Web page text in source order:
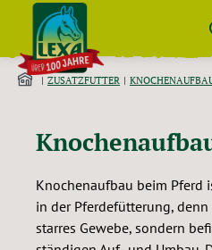
Zum Hauptinhalt springen
ZUSATZFUTTER
Knochenaufbau beim Pferd
in der Pferdefütterung,
starres Gewebe, sondern